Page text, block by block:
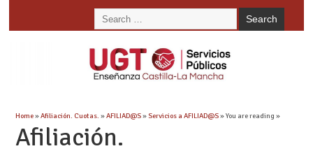
Home»Afiliación. Cuotas. »AFILIAD@S»Servicios a AFILIAD@S» You are reading »
Afiliación.